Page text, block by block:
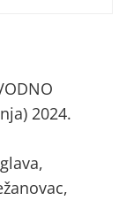
2024.